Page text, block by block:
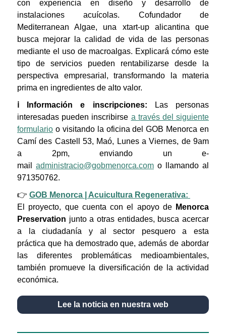
con experiencia en diseño y desarrollo de
instalaciones acuícolas. Cofundador de
Mediterranean Algae, una xtart-up alicantina que
busca mejorar la calidad de vida de las personas
mediante el uso de macroalgas. Explicará cómo este
tipo de servicios pueden rentabilizarse desde la
perspectiva empresarial, transformando la materia
prima en ingredientes de alto valor.
ℹ️ Información e inscripciones:
Las personas
interesadas pueden inscribirse a través del siguiente
formulario o visitando la oficina del GOB Menorca en
Camí des Castell 53, Maó, Lunes a Viernes, de 9am
a 2pm, enviando un e-
mail administracio@gobmenorca.com o llamando al
971350762.
👉 GOB Menorca | Acuicultura Regenerativa:
El proyecto, que cuenta con el apoyo de Menorca
Preservation junto a otras entidades, busca acercar
a la ciudadanía y al sector pesquero a esta
práctica que ha demostrado que, además de abordar
las diferentes problemáticas medioambientales,
también promueve la diversificación de la actividad
económica.
Lee la noticia en nuestra web